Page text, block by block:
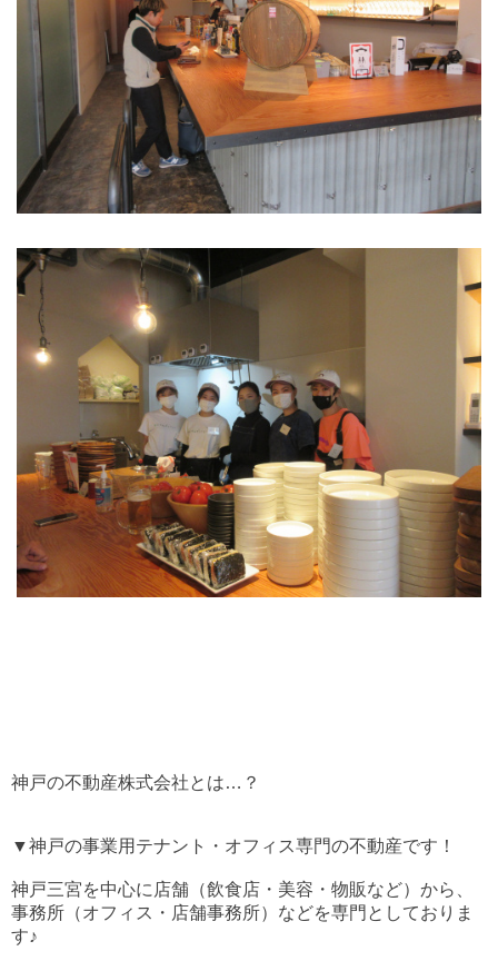
神戸の不動産株式会社とは…？
▼神戸の事業用テナント・オフィス専門の不動産です！
神戸三宮を中心に店舗（飲食店・美容・物販など）から、
事務所（オフィス・店舗事務所）などを専門としておりま
す♪